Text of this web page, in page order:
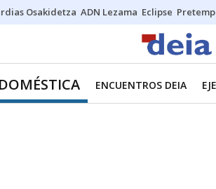
Osakidetza ADN Lezama Eclipse
ENCUENTROS DEIA